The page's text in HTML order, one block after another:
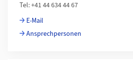
Tel: +41 44 634 44 67
E-Mail
Ansprechpersonen